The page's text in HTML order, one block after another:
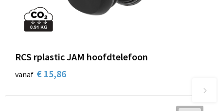
RCS rplastic JAM hoofdtelefoon
vanaf € 15,86